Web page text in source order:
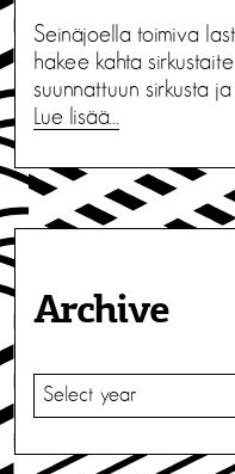
Seinäjoella toimiva
hakee kahta
suunnattuun sirkusta
Lue lisää…
Archive
V
I